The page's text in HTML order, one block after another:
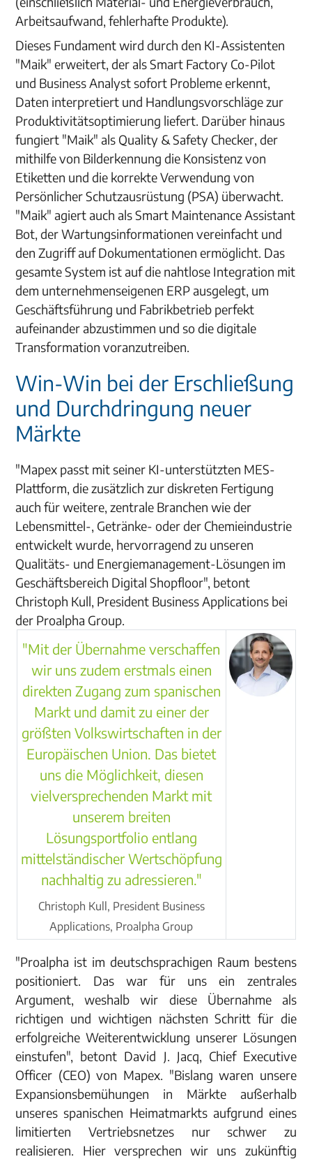
Arbeitsaufwand, fehlerhafte Produkte).
Dieses Fundament wird durch den KI-Assistenten
"Maik" erweitert, der als Smart Factory Co-Pilot
und Business Analyst sofort Probleme erkennt,
Daten interpretiert und Handlungsvorschläge zur
Produktivitätsoptimierung liefert. Darüber hinaus
fungiert "Maik" als Quality & Safety Checker, der
mithilfe von Bilderkennung die Konsistenz von
Etiketten und die korrekte Verwendung von
Persönlicher Schutzausrüstung (PSA) überwacht.
"Maik" agiert auch als Smart Maintenance Assistant
Bot, der Wartungsinformationen vereinfacht und
den Zugriff auf Dokumentationen ermöglicht. Das
gesamte System ist auf die nahtlose Integration mit
dem unternehmenseigenen ERP ausgelegt, um
Geschäftsführung und Fabrikbetrieb perfekt
aufeinander abzustimmen und so die digitale
Transformation voranzutreiben.
Win-Win bei der Erschließung
und Durchdringung neuer
Märkte
"Mapex passt mit seiner KI-unterstützten MES-
Plattform, die zusätzlich zur diskreten Fertigung
auch für weitere, zentrale Branchen wie der
Lebensmittel-, Getränke- oder der Chemieindustrie
entwickelt wurde, hervorragend zu unseren
Qualitäts- und Energiemanagement-Lösungen im
Geschäftsbereich Digital Shopfloor", betont
Christoph Kull, President Business Applications bei
der Proalpha Group.
"Mit der Übernahme verschaffen
wir uns zudem erstmals einen
direkten Zugang zum spanischen
Markt und damit zu einer der
größten Volkswirtschaften in der
Europäischen Union. Das bietet
uns die Möglichkeit, diesen
vielversprechenden Markt mit
unserem breiten
Lösungsportfolio entlang
mittelständischer Wertschöpfung
nachhaltig zu adressieren."
Christoph Kull, President Business
Applications, Proalpha Group
"Proalpha ist im deutschsprachigen Raum bestens
positioniert. Das war für uns ein zentrales
Argument, weshalb wir diese Übernahme als
richtigen und wichtigen nächsten Schritt für die
erfolgreiche Weiterentwicklung unserer Lösungen
einstufen", betont David J. Jacq, Chief Executive
Officer (CEO) von Mapex. "Bislang waren unsere
Expansionsbemühungen in Märkte außerhalb
unseres spanischen Heimatmarkts aufgrund eines
limitierten Vertriebsnetzes nur schwer zu
realisieren. Hier versprechen wir uns zukünftig